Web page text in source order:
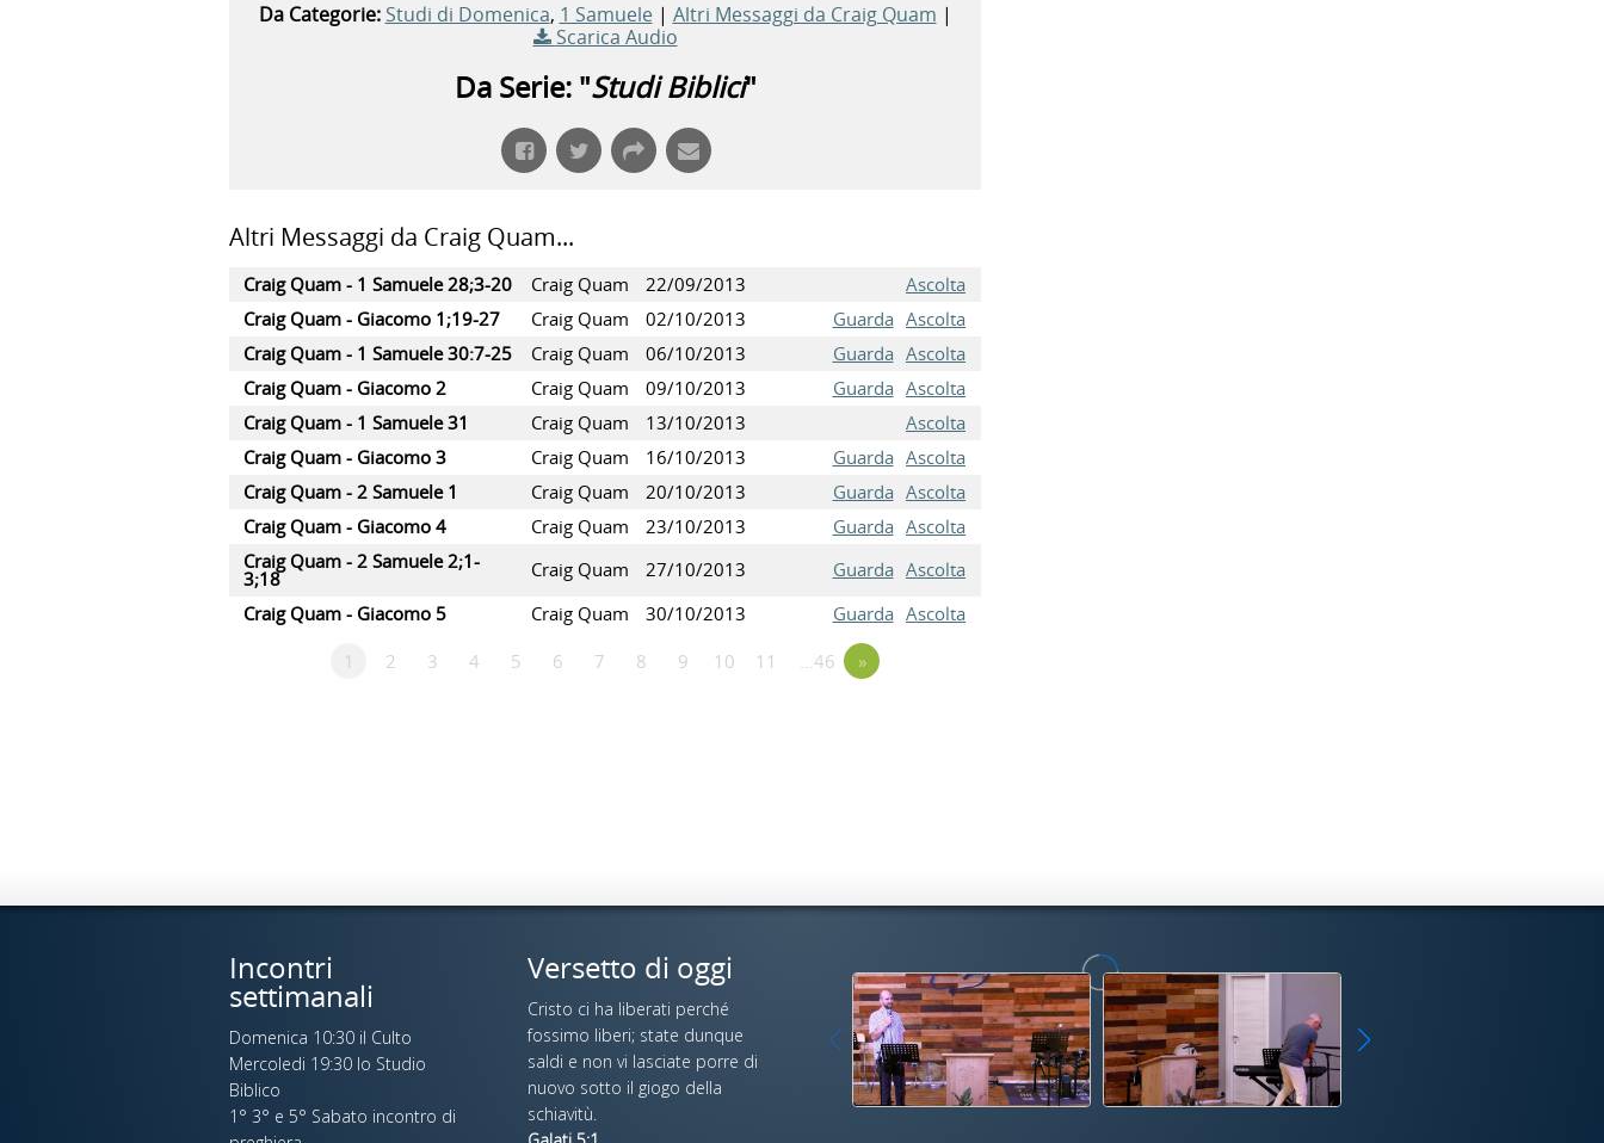
Da Categorie: Studi di Domenica, 1 Samuele | Altri Messaggi da Craig Quam |
Scarica Audio
Da Serie: "Studi Biblici"
Altri Messaggi da Craig Quam...
Craig Quam - 1 Samuele 28;3-20 Craig Quam 22/09/2013
Ascolta
Craig Quam - Giacomo 1;19-27
Craig Quam 02/10/2013 Guarda Ascolta
Craig Quam - 1 Samuele 30:7-25
Craig Quam 06/10/2013 Guarda Ascolta
Craig Quam - Giacomo 2
Craig Quam 09/10/2013 Guarda Ascolta
Craig Quam - 1 Samuele 31
Craig Quam 13/10/2013
Ascolta
Craig Quam - Giacomo 3
Craig Quam 16/10/2013 Guarda Ascolta
Craig Quam - 2 Samuele 1
Craig Quam 20/10/2013 Guarda Ascolta
Craig Quam - Giacomo 4
Craig Quam 23/10/2013 Guarda Ascolta
Craig Quam - 2 Samuele 2;1-
3;18 Craig Quam 27/10/2013 Guarda Ascolta
Craig Quam - Giacomo 5
Craig Quam 30/10/2013 Guarda Ascolta
1
2 3 4 5 6 7 8 9 10 11 …46 »
Incontri
settimanali
Domenica 10:30 il Culto
Mercoledi 19:30 lo Studio
Biblico
1° 3° e 5° Sabato incontro di
Versetto di oggi
Cristo ci ha liberati perché
fossimo liberi; state dunque
saldi e non vi lasciate porre di
nuovo sotto il giogo della
schiavitù.